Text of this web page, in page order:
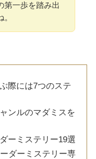
第一歩を踏み出
際には7つのステ
ンルのマダミスを
ーミステリー19選
ダーミステリー専